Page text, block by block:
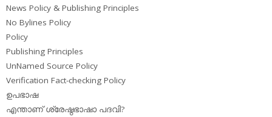
News Policy & Publishing Principles
No Bylines Policy
Policy
Publishing Principles
UnNamed Source Policy
Verification Fact-checking Policy
ഉപഭാഷ
എന്താണ് ശ്രേഷ്ഠഭാഷാ പദവി?